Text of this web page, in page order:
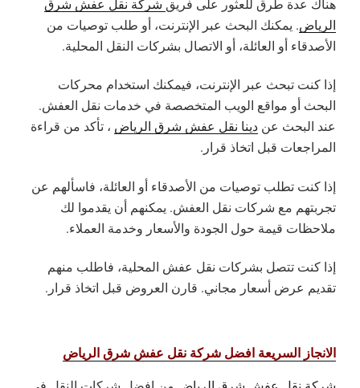
الرياض. يمكنك البحث عبر الإنترنت، أو طلب توصيات من
الأصدقاء أو العائلة، أو الاتصال بشركات النقل المحلية.
إذا كنت تبحث عبر الإنترنت، فيمكنك استخدام محركات
البحث أو مواقع الويب المتخصصة في خدمات نقل العفش.
عند البحث عن دينا نقل عفش شرق الرياض ، تأكد من قراءة
المراجعات قبل اتخاذ قرار.
إذا كنت تطلب توصيات من الأصدقاء أو العائلة، فاسألهم عن
تجربتهم مع شركات نقل العفش. يمكنهم أن يقدموا لك
ملاحظات قيمة حول الجودة والأسعار وخدمة العملاء.
إذا كنت تتصل بشركات نقل عفش المحلية، فاطلب منهم
تقديم عرض أسعار مجاني. قارن العروض قبل اتخاذ قرار.
الانجاز السريعة افضل شركة نقل عفش شرق الرياض